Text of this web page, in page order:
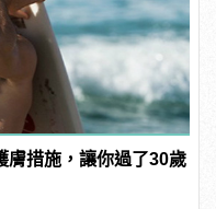
膚措施，讓你過了30歲